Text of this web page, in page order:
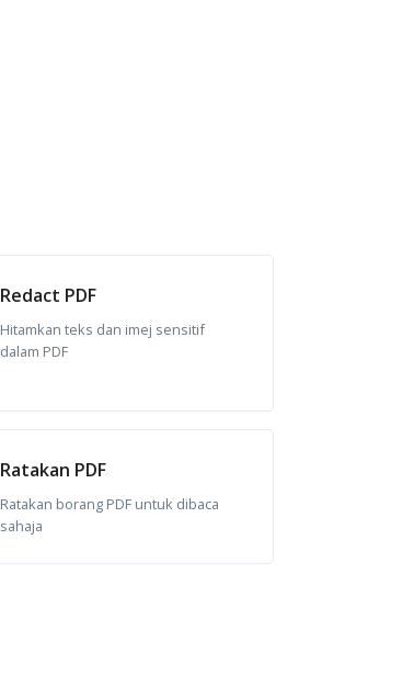
Redact PDF
Hitamkan teks dan imej sensitif
dalam PDF
Ratakan PDF
Ratakan borang PDF untuk dibaca
sahaja